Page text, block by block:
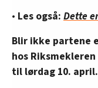
• Les også: Dette
Blir ikke partene
hos
til lørdag 10. april.